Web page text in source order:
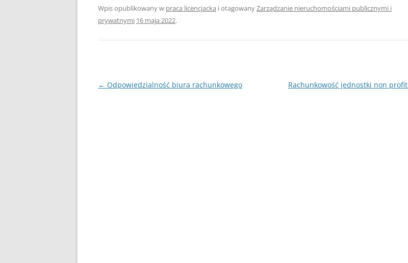
Wpis opublikowany w praca licencjacka i otagowanyZarządzanie nieruchomościami publicznymi i
prywatnymi 16 maja 2022.
Nawigacja
← Odpowiedzialność biura rachunkowego Rachunkowość jednostki non profit